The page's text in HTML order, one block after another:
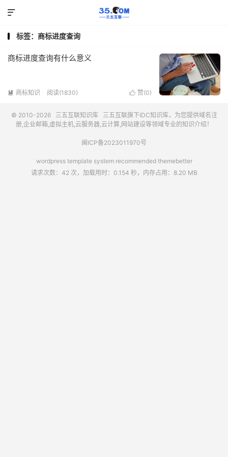

标签：商标进度查询
商标进度查询有什么意义
 商标知识 阅读(1830)  赞(0)
© 2010-2026 三五互联知识库 三五互联旗下IDC知识库，为您提供域名注
册,企业邮箱,虚拟主机,云服务器,云计算,网站建设等领域专业的知识介绍！
闽ICP备2023011970号
wordpress template system recommended themebetter
请求次数：42 次，加载用时：0.154 秒，内存占用：8.20 MB